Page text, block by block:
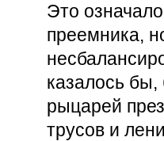
Это
преемника,
казалось
рыцарей
трусов и